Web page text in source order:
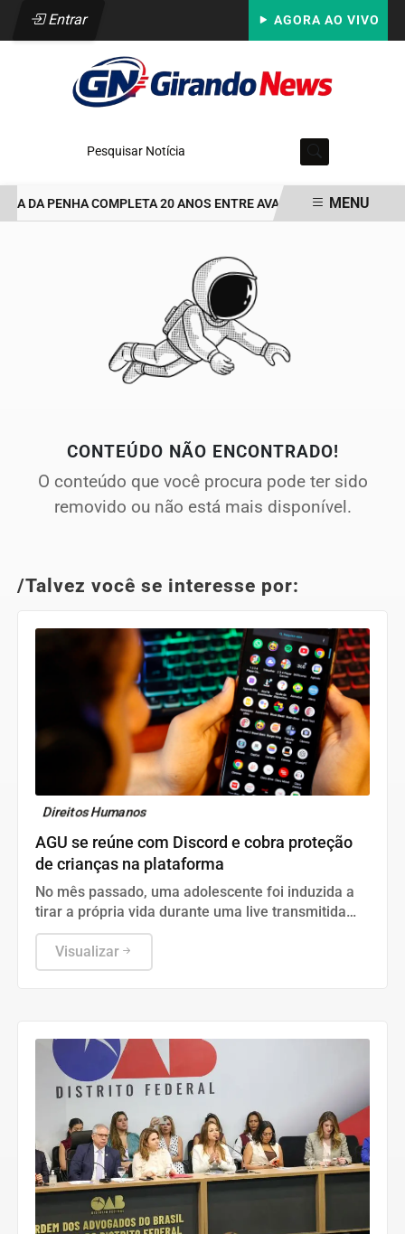
Entrar AGORA AO VIVO
Pesquisar Notícia
DA PENHA COMPLETA 20 ANOS ENTRE AVANÇOS E DESAFIOS
MENU
CONTEÚDO NÃO ENCONTRADO!
O conteúdo que você procura pode ter sido
removido ou não está mais disponível.
/Talvez você se interesse por:
Direitos Humanos
AGU se reúne com Discord e cobra proteção
de crianças na plataforma
No mês passado, uma adolescente foi induzida a
tirar a própria vida durante uma live transmitida
pela plataforma
Visualizar